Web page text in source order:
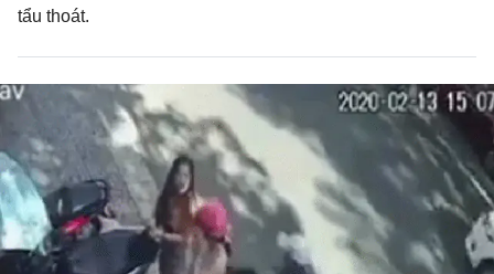
tẩu thoát.